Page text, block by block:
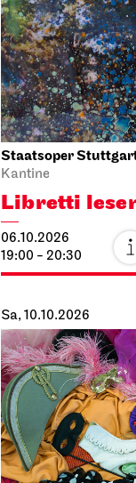
Staatsoper
Kantine
Libretti
06.10.2026
19:00 - 20:30
Sa, 10.10.2026